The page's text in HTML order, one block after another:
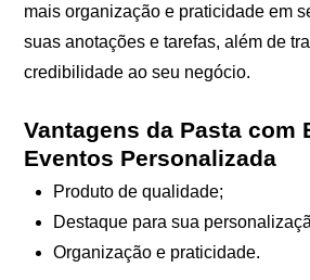
mais organização e praticidade em
suas anotações e tarefas, além de
credibilidade ao seu negócio.
Vantagens da Pasta com
Eventos Personalizada
Produto de qualidade;
Destaque para sua
Organização e praticidade.